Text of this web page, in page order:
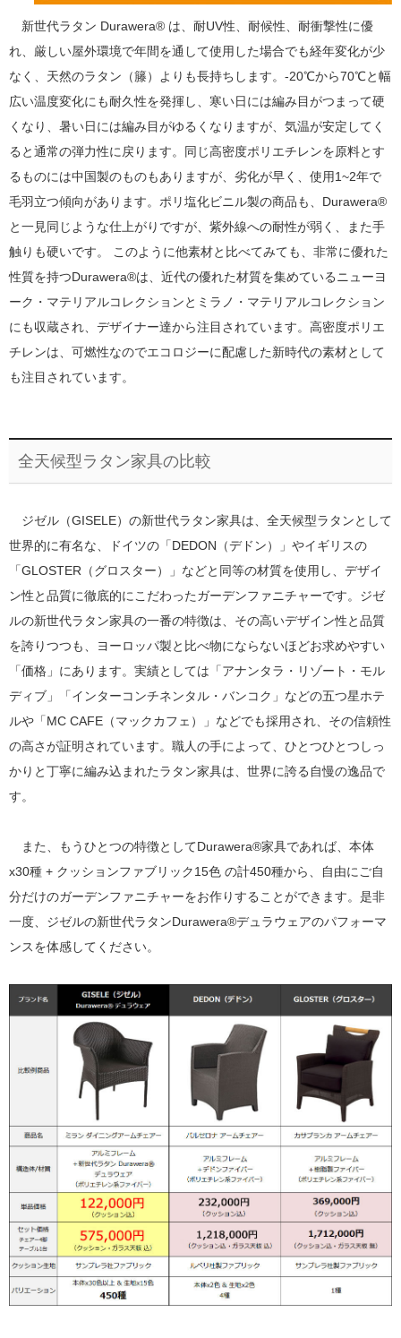
新世代ラタン Durawera® は、耐UV性、耐候性、耐衝撃性に優
れ、厳しい屋外環境で年間を通して使用した場合でも経年変化が少
なく、天然のラタン（籐）よりも長持ちします。-20℃から70℃と幅
広い温度変化にも耐久性を発揮し、寒い日には編み目がつまって硬
くなり、暑い日には編み目がゆるくなりますが、気温が安定してく
ると通常の弾力性に戻ります。同じ高密度ポリエチレンを原料とす
るものには中国製のものもありますが、劣化が早く、使用1~2年で
毛羽立つ傾向があります。ポリ塩化ビニル製の商品も、Durawera®
と一見同じような仕上がりですが、紫外線への耐性が弱く、また手
触りも硬いです。 このように他素材と比べてみても、非常に優れた
性質を持つDurawera®は、近代の優れた材質を集めているニューヨ
ーク・マテリアルコレクションとミラノ・マテリアルコレクション
にも収蔵され、デザイナー達から注目されています。高密度ポリエ
チレンは、可燃性なのでエコロジーに配慮した新時代の素材として
も注目されています。
全天候型ラタン家具の比較
ジゼル（GISELE）の新世代ラタン家具は、全天候型ラタンとして
世界的に有名な、ドイツの「DEDON（デドン）」やイギリスの
「GLOSTER（グロスター）」などと同等の材質を使用し、デザイ
ン性と品質に徹底的にこだわったガーデンファニチャーです。ジゼ
ルの新世代ラタン家具の一番の特徴は、その高いデザイン性と品質
を誇りつつも、ヨーロッパ製と比べ物にならないほどお求めやすい
「価格」にあります。実績としては「アナンタラ・リゾート・モル
ディブ」「インターコンチネンタル・バンコク」などの五つ星ホテ
ルや「MC CAFE（マックカフェ）」などでも採用され、その信頼性
の高さが証明されています。職人の手によって、ひとつひとつしっ
かりと丁寧に編み込まれたラタン家具は、世界に誇る自慢の逸品で
す。
また、もうひとつの特徴としてDurawera®家具であれば、本体
x30種 + クッションファブリック15色 の計450種から、自由にご自
分だけのガーデンファニチャーをお作りすることができます。是非
一度、ジゼルの新世代ラタンDurawera®デュラウェアのパフォーマ
ンスを体感してください。